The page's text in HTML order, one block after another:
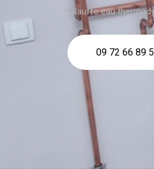
chauffe eau
09 72 66 89